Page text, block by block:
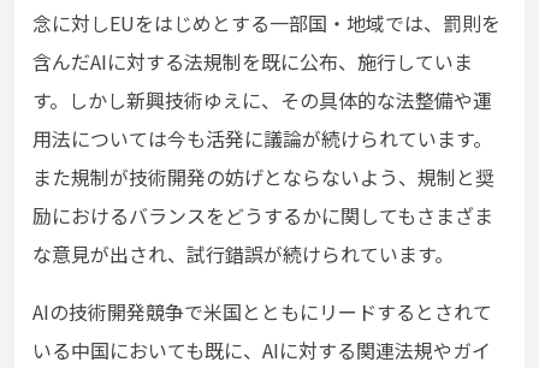
念に対しEUをはじめとする一部国・地域では、罰則を
含んだAIに対する法規制を既に公布、施行していま
す。しかし新興技術ゆえに、その具体的な法整備や運
用法については今も活発に議論が続けられています。
また規制が技術開発の妨げとならないよう、規制と奨
励におけるバランスをどうするかに関してもさまざま
な意見が出され、試行錯誤が続けられています。
AIの技術開発競争で米国とともにリードするとされて
いる中国においても既に、 AIに対する関連法規やガイ